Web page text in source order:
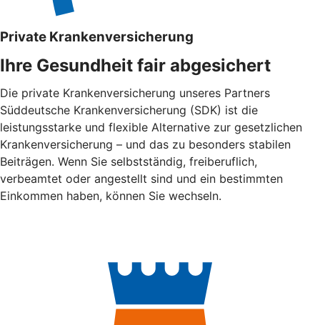
Private Krankenversicherung
Ihre Gesundheit fair abgesichert
Die private Krankenversicherung unseres Partners
Süddeutsche Krankenversicherung (SDK) ist die
leistungsstarke und flexible Alternative zur gesetzlichen
Krankenversicherung – und das zu besonders stabilen
Beiträgen. Wenn Sie selbstständig, freiberuflich,
verbeamtet oder angestellt sind und ein bestimmten
Einkommen haben, können Sie wechseln.